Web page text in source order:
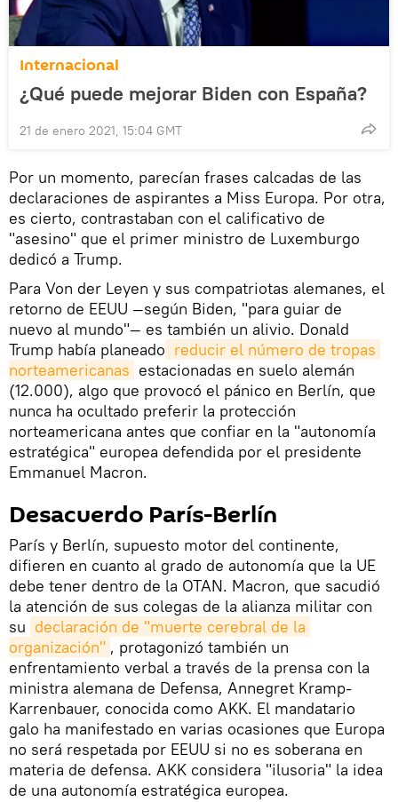
Internacional
¿Qué puede mejorar Biden con España?
21 de enero 2021, 15:04 GMT
Por un momento, parecían frases calcadas de las
declaraciones de aspirantes a Miss Europa. Por otra,
es cierto, contrastaban con el calificativo de
"asesino" que el primer ministro de Luxemburgo
dedicó a Trump.
Para Von der Leyen y sus compatriotas alemanes, el
retorno de EEUU —según Biden, "para guiar de
nuevo al mundo"— es también un alivio. Donald
Trump había planeado reducir el número de tropas
norteamericanas estacionadas en suelo alemán
(12.000), algo que provocó el pánico en Berlín, que
nunca ha ocultado preferir la protección
norteamericana antes que confiar en la "autonomía
estratégica" europea defendida por el presidente
Emmanuel Macron.
Desacuerdo París-Berlín
París y Berlín, supuesto motor del continente,
difieren en cuanto al grado de autonomía que la UE
debe tener dentro de la OTAN. Macron, que sacudió
la atención de sus colegas de la alianza militar con
su declaración de "muerte cerebral de la
organización" , protagonizó también un
enfrentamiento verbal a través de la prensa con la
ministra alemana de Defensa, Annegret Kramp-
Karrenbauer, conocida como AKK. El mandatario
galo ha manifestado en varias ocasiones que Europa
no será respetada por EEUU si no es soberana en
materia de defensa. AKK considera "ilusoria" la idea
de una autonomía estratégica europea.